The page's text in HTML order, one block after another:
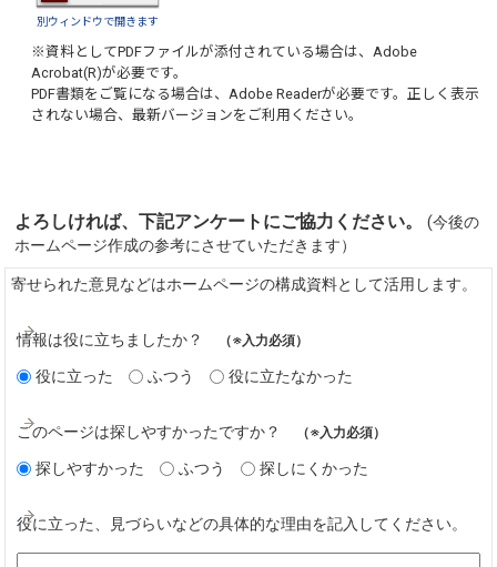
別ウィンドウで開きます
※資料としてPDFファイルが添付されている場合は、Adobe
Acrobat(R)が必要です。
PDF書類をご覧になる場合は、Adobe Readerが必要です。正しく表示
されない場合、最新バージョンをご利用ください。